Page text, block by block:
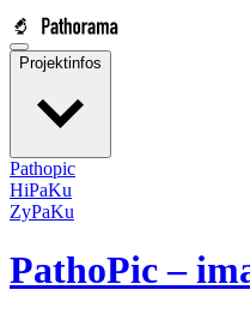
Projektinfos
Pathopic
HiPaKu
ZyPaKu
PathoPic –